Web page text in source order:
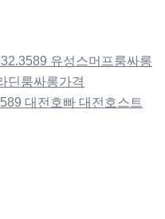
유성스머프룸싸롱
딘룸싸롱가격
대전호빠 대전호스트